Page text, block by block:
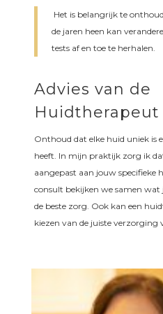
Het is belangrijk te
de jaren heen kan
tests af en toe te herhalen.
Advies van de
Huidtherapeut
Onthoud dat elke huid uniek is
heeft. In mijn praktijk zorg ik
aangepast aan jouw specifieke
consult bekijken we samen
de beste zorg. Ook kan een
kiezen van de juiste verzorging